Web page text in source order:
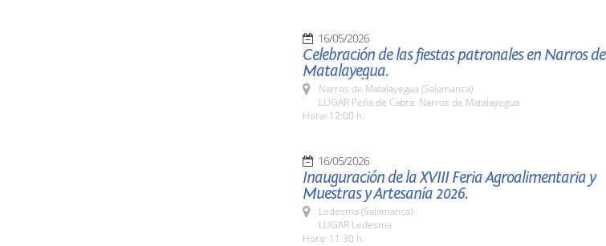
16/05/2026
Celebración de las fiestas patronales en Narros de
Matalayegua.
Narros de Matalayegua (Salamanca)
LUGAR Peña de Cabra. Narros de Matalayegua
Hora: 12:00 h.
16/05/2026
Inauguración de la XVIII Feria Agroalimentaria y
Muestras y Artesanía 2026.
Ledesma (Salamanca)
LUGAR Ledesma
Hora: 11:30 h.